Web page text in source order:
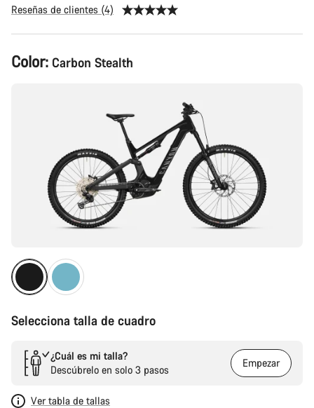
Reseñas de clientes (4)
Configuración
del
Color: Carbon Stealth
Selecciona talla de cuadro
¿Cuál es mi talla?
Descúbrelo en solo 3 pasos
Empezar
Ver tabla de tallas